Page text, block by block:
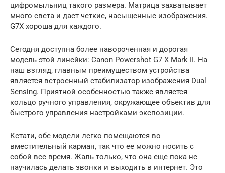
цифромыльниц такого размера. Матрица захватывает
много света и дает четкие, насыщенные изображения.
G7X хороша для каждого.
Сегодня доступна более навороченная и дорогая
модель этой линейки: Canon Powershot G7 X Mark II. На
наш взгляд, главным преимуществом устройства
является встроенный стабилизатор изображения Dual
Sensing. Приятной особенностью также является
кольцо ручного управления, окружающее объектив для
быстрого управления настройками экспозиции.
Кстати, обе модели легко помещаются во
вместительный карман, так что ее можно носить с
собой все время. Жаль только, что она еще пока не
научилась делать звонки и выходить в интернет. Это